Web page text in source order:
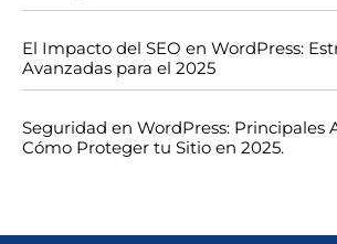
El Impacto del SEO en WordPress:
Avanzadas para el 2025
Seguridad en WordPress: Principales
Cómo Proteger tu Sitio en 2025.